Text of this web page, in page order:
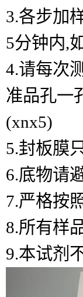
3.各步加
5分钟内,
4.请每次
准品孔一
(xnx5)
5.封板膜
6.底物请
7.严格按
8.所有样
9.本试剂